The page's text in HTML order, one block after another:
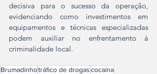
decisiva para o sucesso da operação,
evidenciando como investimentos em
equipamentos e técnicas especializadas
podem auxiliar no enfrentamento à
criminalidade local.
Brumadinhotráfico de drogascocaína